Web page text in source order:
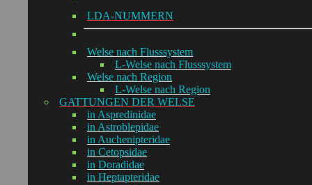
LDA-NUMMERN
Welse nach Flusssystem
L-Welse nach Flusssystem
Welse nach Region
L-Welse nach Region
GATTUNGEN DER WELSE
in Aspredinidae
in Astroblepidae
in Auchenipteridae
in Cetopsidae
in Doradidae
in Heptapteridae